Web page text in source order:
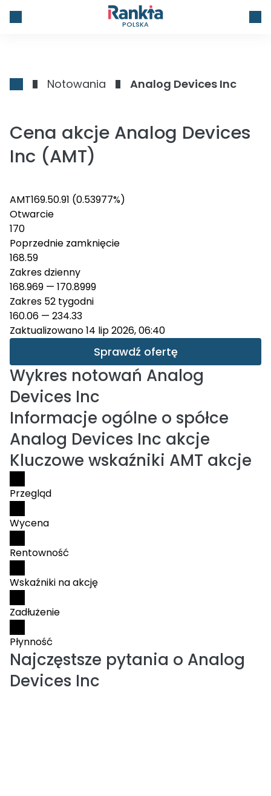
POLSKA
Notowania Analog Devices Inc
Cena akcje Analog Devices
Inc (AMT)
AMT169.50.91 (0.53977%)
Otwarcie
170
Poprzednie zamknięcie
168.59
Zakres dzienny
168.969 — 170.8999
Zakres 52 tygodni
160.06 — 234.33
Zaktualizowano 14 lip 2026, 06:40
Sprawdź ofertę
Wykres notowań Analog
Devices Inc
Informacje ogólne o spółce
Analog Devices Inc akcje
Kluczowe wskaźniki AMT akcje
Przegląd
Wycena
Rentowność
Wskaźniki na akcję
Zadłużenie
Płynność
Najczęstsze pytania o Analog
Devices Inc